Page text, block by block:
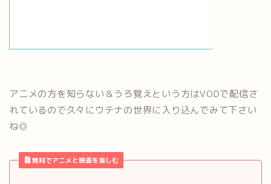
アニメの方を知らない＆うろ覚えという方はVODで配信さ
れているので久々にウテナの世界に入り込んでみて下さい
ね◎
無料でアニメと映画を楽しむ